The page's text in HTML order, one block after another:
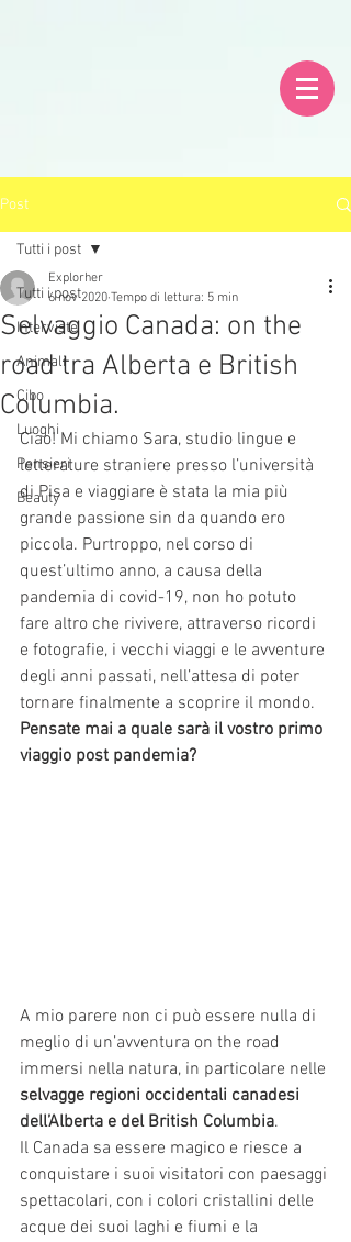
Post
Tutti i post
Interviste
Animali
Cibo
Luoghi
Pensieri
Beauty
Tutti i post
Selvaggio Canada: on the
road tra Alberta e British
Columbia.
Explorher
6 nov 2020 Tempo di lettura: 5 min
Ciao! Mi chiamo Sara, studio lingue e
letterature straniere presso l’università
di Pisa e viaggiare è stata la mia più
grande passione sin da quando ero
piccola. Purtroppo, nel corso di
quest’ultimo anno, a causa della
pandemia di covid-19, non ho potuto
fare altro che rivivere, attraverso ricordi
e fotografie, i vecchi viaggi e le avventure
degli anni passati, nell’attesa di poter
tornare finalmente a scoprire il mondo.
Pensate mai a quale sarà il vostro primo
viaggio post pandemia?
A mio parere non ci può essere nulla di
meglio di un’avventura on the road
immersi nella natura, in particolare nelle
selvagge regioni occidentali canadesi
dell’Alberta e del British Columbia.
Il Canada sa essere magico e riesce a
conquistare i suoi visitatori con paesaggi
spettacolari, con i colori cristallini delle
acque dei suoi laghi e fiumi e la